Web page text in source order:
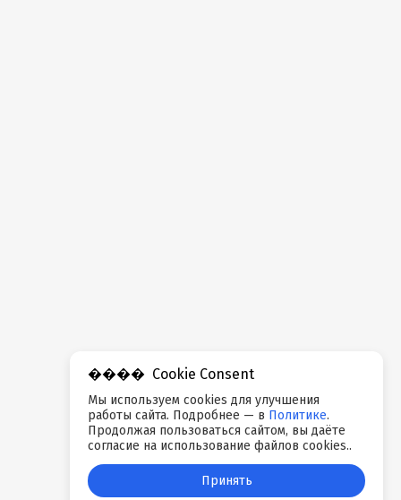
Cookie Consent
Мы используем cookies для улучшения
работы сайта. Подробнее — в Политике.
Продолжая пользоваться сайтом, вы даёте
согласие на использование файлов cookies..
Принять